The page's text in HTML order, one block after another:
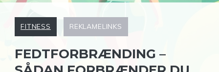
FITNESS REKLAMELINKS
FEDTFORBRÆNDING –